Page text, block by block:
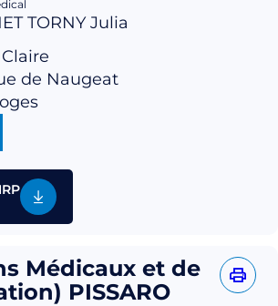
TORNY Julia
de Naugeat
Médicaux et de
PISSARO